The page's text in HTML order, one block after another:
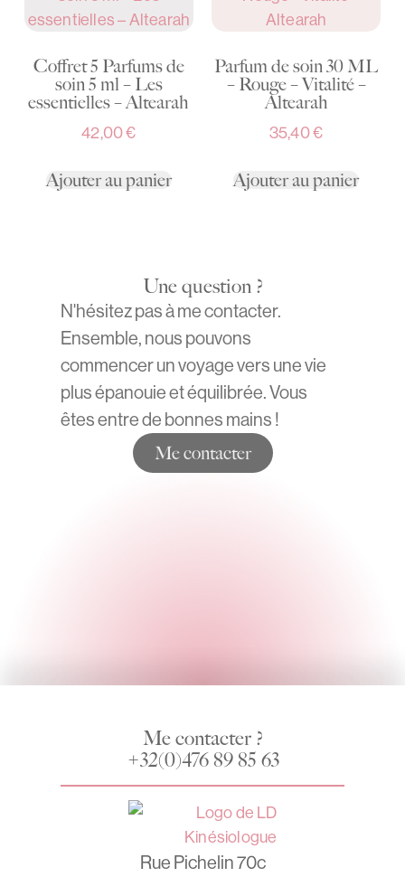
Coffret 5 Parfums de
soin 5 ml – Les
essentielles – Altearah
42,00€
Ajouter au panier
Parfum de soin 30 ML
– Rouge – Vitalité –
Altearah
35,40€
Ajouter au panier
Une question ?
N'hésitez pas à me contacter.
Ensemble, nous pouvons
commencer un voyage vers une vie
plus épanouie et équilibrée. Vous
êtes entre de bonnes mains !
Me contacter
Me contacter ?
+32(0)476 89 85 63
Rue Pichelin 70c